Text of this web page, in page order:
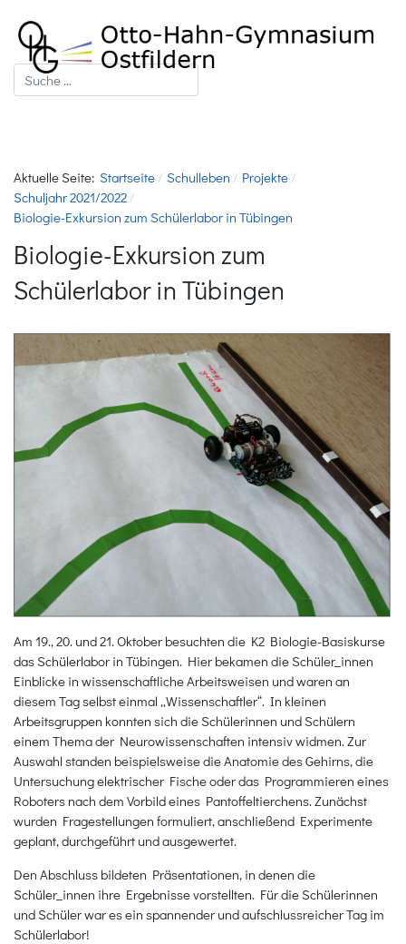
Suchen
Aktuelle Seite: Startseite Schulleben
Projekte
Schuljahr 2021/2022
Biologie-Exkursion zum Schülerlabor in Tübingen
Biologie-Exkursion zum
Schülerlabor in Tübingen
Am 19., 20. und 21. Oktober besuchten die K2 Biologie-Basiskurse
das Schülerlabor in Tübingen. Hier bekamen die Schüler_innen
Einblicke in wissenschaftliche Arbeitsweisen und waren an
diesem Tag selbst einmal „Wissenschaftler“. In kleinen
Arbeitsgruppen konnten sich die Schülerinnen und Schülern
einem Thema der Neurowissenschaften intensiv widmen. Zur
Auswahl standen beispielsweise die Anatomie des Gehirns, die
Untersuchung elektrischer Fische oder das Programmieren eines
Roboters nach dem Vorbild eines Pantoffeltierchens. Zunächst
wurden Fragestellungen formuliert, anschließend Experimente
geplant, durchgeführt und ausgewertet.
Den Abschluss bildeten Präsentationen, in denen die
Schüler_innen ihre Ergebnisse vorstellten. Für die Schülerinnen
und Schüler war es ein spannender und aufschlussreicher Tag im
Schülerlabor!